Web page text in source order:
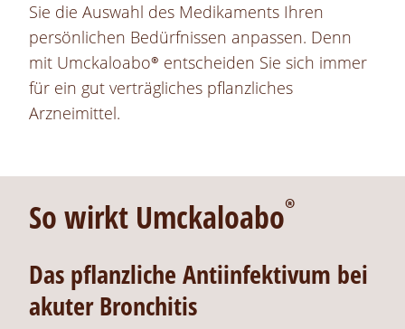
Sie die Auswahl des Medikaments Ihren
persönlichen Bedürfnissen anpassen. Denn
mit Umckaloabo® entscheiden Sie sich immer
für ein gut verträgliches pflanzliches
Arzneimittel.
So wirkt Umckaloabo®
Das pflanzliche Antiinfektivum bei
akuter Bronchitis